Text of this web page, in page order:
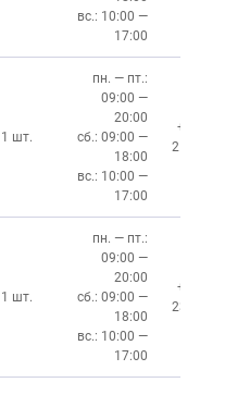
вс.: 10:00 —
17:00
1 шт.
пн. — пт.:
09:00 —
20:00
сб.: 09:00 —
18:00
вс.: 10:00 —
17:00
+7 (391)
212-87-27
1 шт.
пн. — пт.:
09:00 —
20:00
сб.: 09:00 —
18:00
вс.: 10:00 —
17:00
+7 (391)
237-34-34